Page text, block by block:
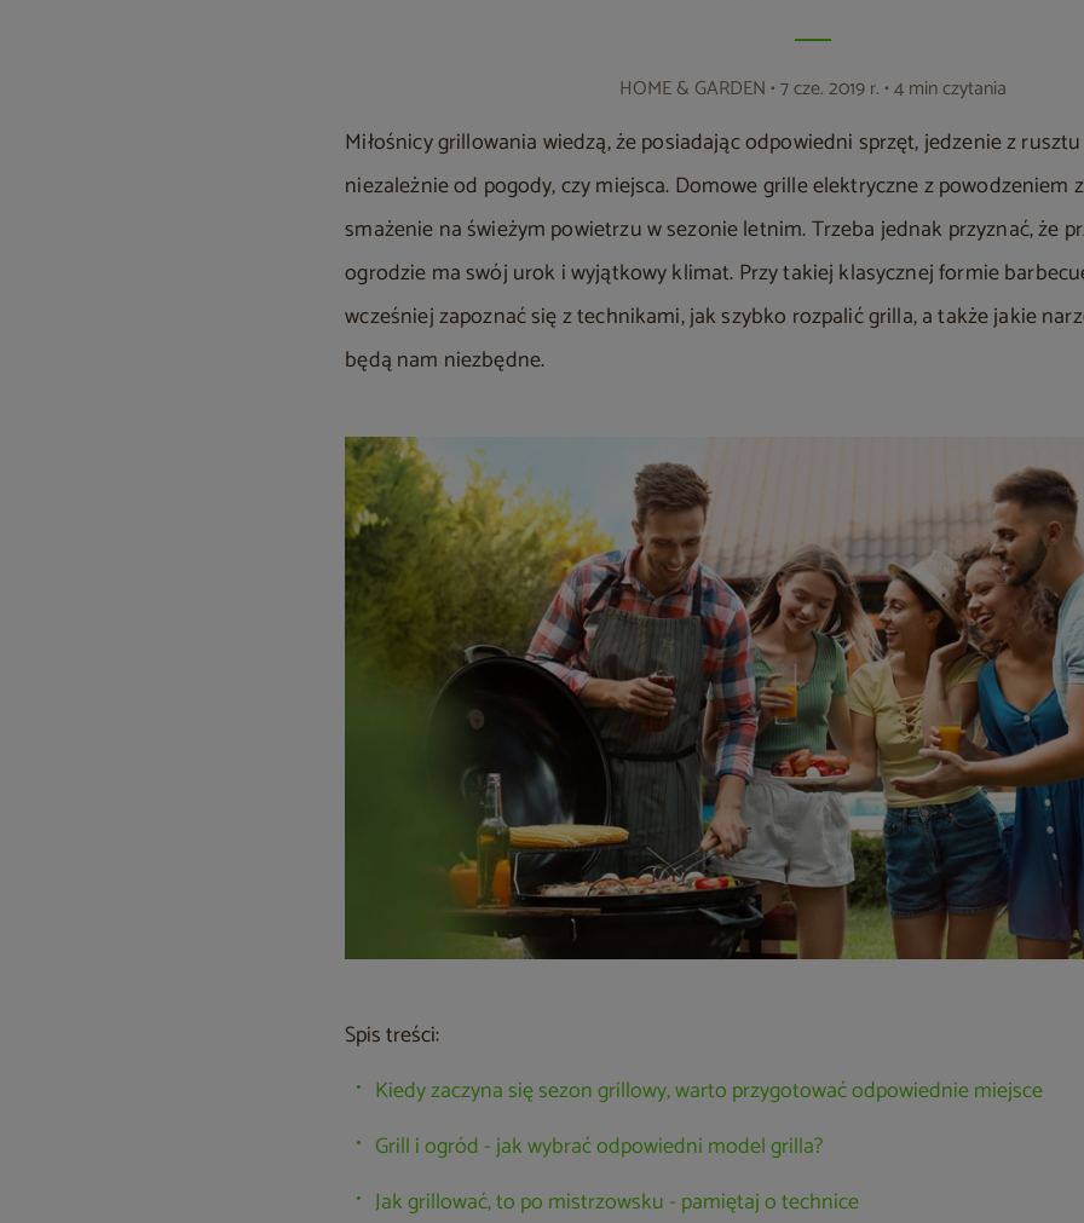
HOME & GARDEN• 7 cze. 2019 r. • 4 min czytania
Miłośnicy grillowania wiedzą, że posiadając odpowiedni sprzęt, jedzenie z
niezależnie od pogody, czy miejsca. Domowe grille elektryczne z powodzeniem
smażenie na świeżym powietrzu w sezonie letnim. Trzeba jednak przyznać, że
ogrodzie ma swój urok i wyjątkowy klimat. Przy takiej klasycznej formie
wcześniej zapoznać się z technikami, jak szybko rozpalić grilla, a także jakie
będą nam niezbędne.
Spis treści:
Kiedy zaczyna się sezon grillowy, warto przygotować odpowiednie miejsce
Grill i ogród - jak wybrać odpowiedni model grilla?
Jak grillować, to po mistrzowsku - pamiętaj o technice